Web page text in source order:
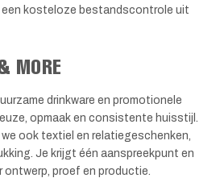
een kosteloze bestandscontrole uit
MORE
drinkware en promotionele
opmaak en consistente huisstijl.
ook textiel en relatiegeschenken,
Je krijgt één aanspreekpunt en
ontwerp, proef en productie.